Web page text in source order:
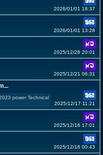
2026/01/01 18:37
2026/01/01 13:28
2025/12/28 20:01
2025/12/21 06:31
power Technical
2025/12/17 11:21
2025/12/16 17:01
2025/12/16 00:43